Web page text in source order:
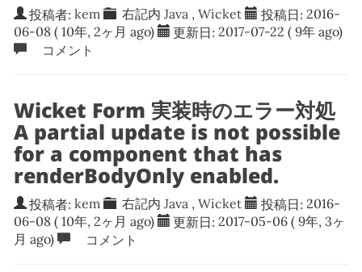
投稿者: kem 右記内Java ,Wicket 投稿日: 2016-
06-08 ( 10年, 2ヶ月 ago) 更新日: 2017-07-22 ( 9年 ago)
コメント
Wicket Form 実装時のエラー対処
A partial update is not possible
for a component that has
renderBodyOnly enabled.
投稿者: kem 右記内Java ,Wicket 投稿日: 2016-
06-08 ( 10年, 2ヶ月 ago) 更新日: 2017-05-06 ( 9年, 3ヶ
月 ago)
コメント